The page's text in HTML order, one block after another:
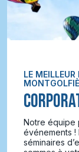
LE MEILLEUR
Notre équipe
événements !
séminaires